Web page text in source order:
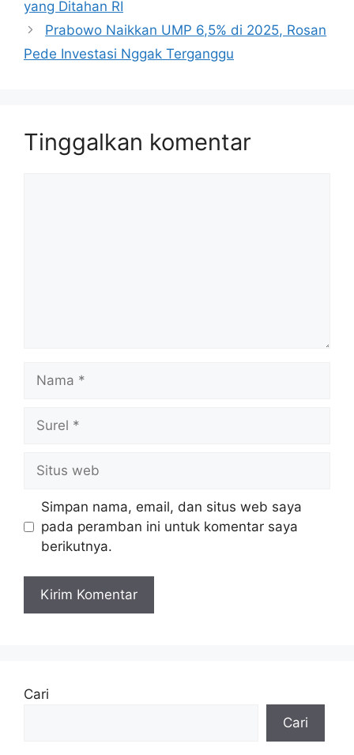
yang Ditahan RI
Prabowo Naikkan UMP 6,5% di 2025, Rosan
Pede Investasi Nggak Terganggu
Tinggalkan komentar
web
Simpan nama, email, dan situs web saya
pada peramban ini untuk komentar saya
berikutnya.
Cari
Cari